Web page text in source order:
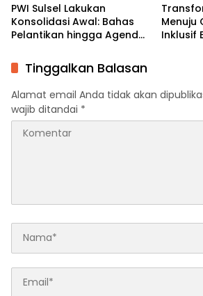
PWI Sulsel Lakukan
Konsolidasi Awal: Bahas
Pelantikan hingga Agenda
Menuju
Inklusif
Tinggalkan Balasan
Alamat email Anda tidak akan
wajib ditandai *